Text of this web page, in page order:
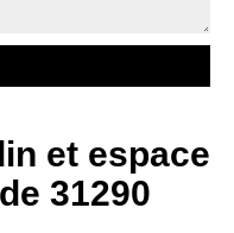
et espace
31290